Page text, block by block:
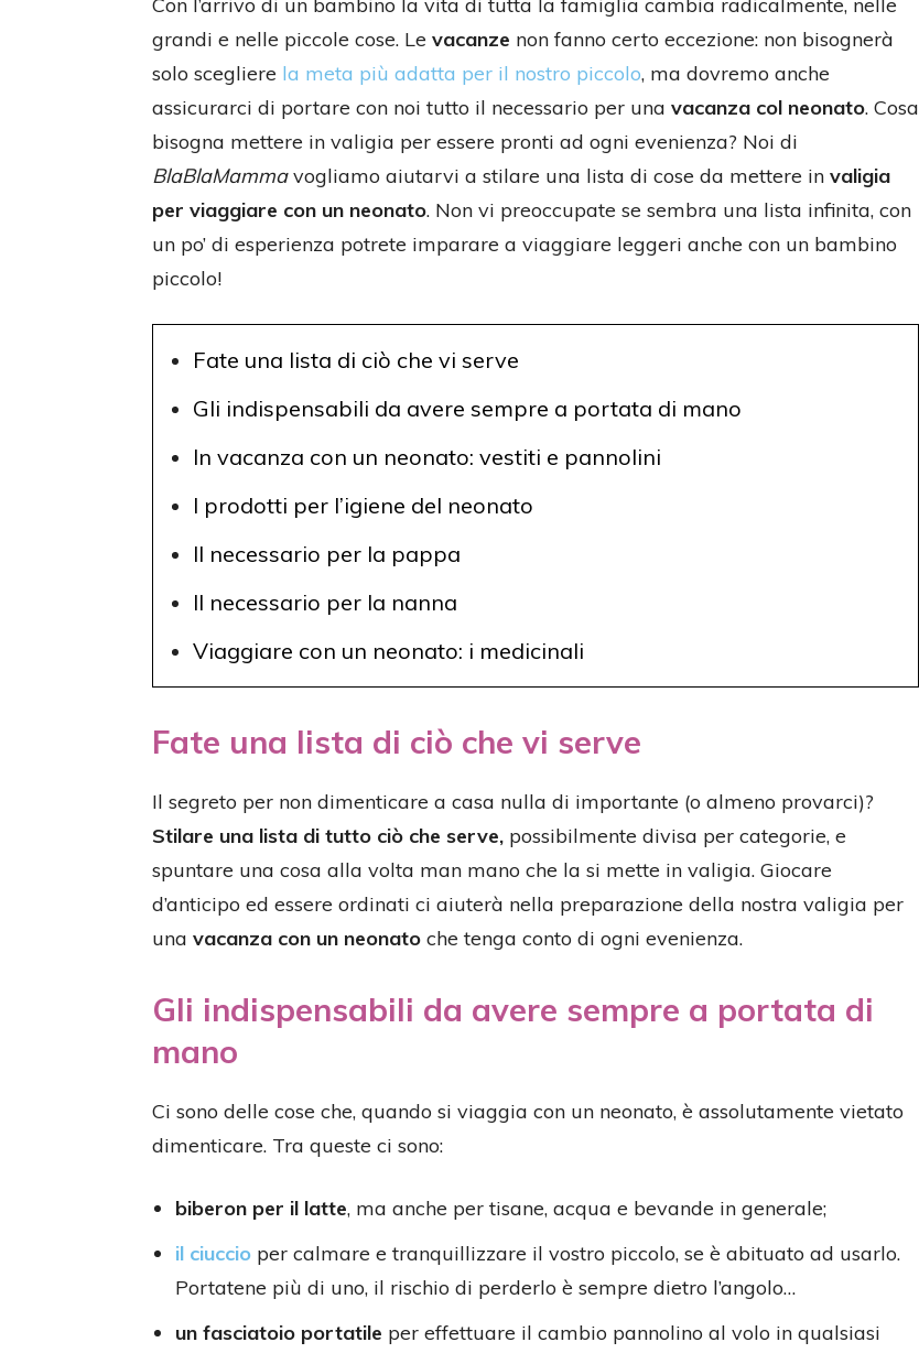
grandi e nelle piccole cose. Le vacanze non fanno certo eccezione: non bisognerà
solo scegliere la meta più adatta per il nostro piccolo, ma dovremo anche
assicurarci di portare con noi tutto il necessario per una vacanza col neonato. Cosa
bisogna mettere in valigia per essere pronti ad ogni evenienza? Noi di
BlaBlaMammavogliamo aiutarvi a stilare una lista di cose da mettere in valigia
per viaggiare con un neonato. Non vi preoccupate se sembra una lista infinita, con
un po’ di esperienza potrete imparare a viaggiare leggeri anche con un bambino
piccolo!
Fate una lista di ciò che vi serve
Gli indispensabili da avere sempre a portata di mano
In vacanza con un neonato: vestiti e pannolini
I prodotti per l’igiene del neonato
Il necessario per la pappa
Il necessario per la nanna
Viaggiare con un neonato: i medicinali
Fate una lista di ciò che vi serve
Il segreto per non dimenticare a casa nulla di importante (o almeno provarci)?
Stilare una lista di tutto ciò che serve, possibilmente divisa per categorie, e
spuntare una cosa alla volta man mano che la si mette in valigia. Giocare
d’anticipo ed essere ordinati ci aiuterà nella preparazione della nostra valigia per
una vacanza con un neonato che tenga conto di ogni evenienza.
Gli indispensabili da avere sempre a portata di
mano
Ci sono delle cose che, quando si viaggia con un neonato, è assolutamente vietato
dimenticare. Tra queste ci sono:
biberon per il latte, ma anche per tisane, acqua e bevande in generale;
il ciuccio per calmare e tranquillizzare il vostro piccolo, se è abituato ad usarlo.
Portatene più di uno, il rischio di perderlo è sempre dietro l’angolo…
un fasciatoio portatile per effettuare il cambio pannolino al volo in qualsiasi